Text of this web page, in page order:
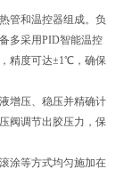
管和温控器组成。负
多采用PID智能温控
精度可达±1℃，确保
增压、稳压并精确计
阀调节出胶压力，保
涂等方式均匀施加在